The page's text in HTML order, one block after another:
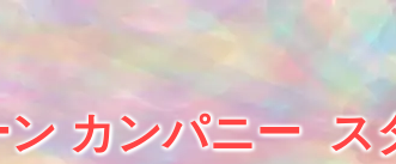
カンパニー ス